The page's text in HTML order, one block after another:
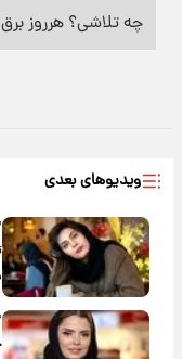
چه تلاشی؟ هرروز
ویدیوهای بعدی
۲
۲